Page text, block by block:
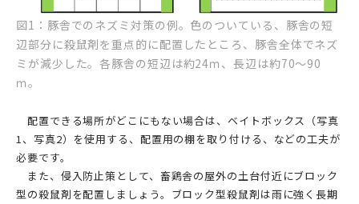
図1：豚舎でのネズミ対策の例。色のついている、豚舎の短
辺部分に殺鼠剤を重点的に配置したところ、豚舎全体でネズ
ミが減少した。各豚舎の短辺は約24ｍ、長辺は約70～90
ｍ。
配置できる場所がどこにもない場合は、ベイトボックス（写真
1、写真2）を使用する、配置用の棚を取り付ける、などの工夫が
必要です。
また、侵入防止策として、畜鶏舎の屋外の土台付近にブロック
型の殺鼠剤を配置しましょう。ブロック型殺鼠剤は雨に強く長期